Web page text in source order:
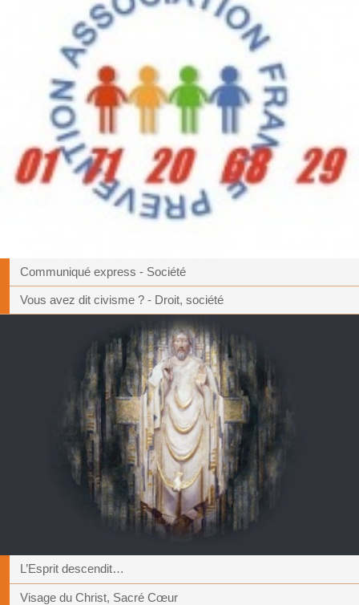
Communiqué express - Société
Vous avez dit civisme ? - Droit, société
L’Esprit descendit…
Visage du Christ, Sacré Cœur